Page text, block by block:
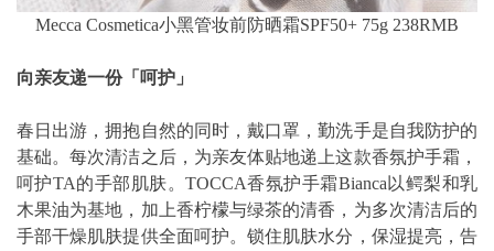
Mecca Cosmetica小黑管妆前防晒霜SPF50+ 75g 238RMB
向亲友递一份「呵护」
春日出游，拥抱自然的同时，戴口罩，勤洗手是自我防护的
基础。每次清洁之后，为亲友体贴地递上这款香氛护手霜，
呵护TA的手部肌肤。TOCCA香氛护手霜Bianca以鳄梨和乳
木果油为基地，加上香柠檬与绿茶的清香，为多次清洁后的
手部干燥肌肤提供全面呵护。锁住肌肤水分，保湿提亮，告